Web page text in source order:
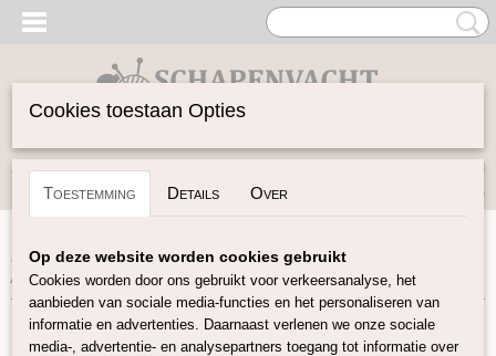
Inloggen Registreren
(0)
Home>Garen>Soort Garen>Lama>Sayama: scheerwol
/ lama 15 kleuren
Garen
Cookies toestaan Opties
Toestemming Details Over
Op deze website worden cookies gebruikt
Cookies worden door ons gebruikt voor verkeersanalyse, het
aanbieden van sociale media-functies en het personaliseren van
informatie en advertenties. Daarnaast verlenen we onze sociale
media-, advertentie- en analysepartners toegang tot informatie over